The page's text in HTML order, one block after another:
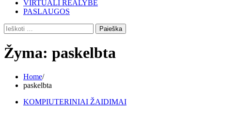
VIRTUALI REALYBĖ
PASLAUGOS
Ieškoti:
Žyma: paskelbta
Home
paskelbta
KOMPIUTERINIAI ŽAIDIMAI